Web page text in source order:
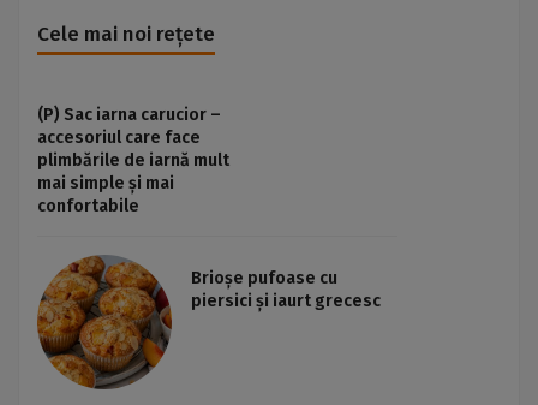
Cele mai noi rețete
(P) Sac iarna carucior –
accesoriul care face
plimbările de iarnă mult
mai simple și mai
confortabile
Brioșe pufoase cu
piersici și iaurt grecesc